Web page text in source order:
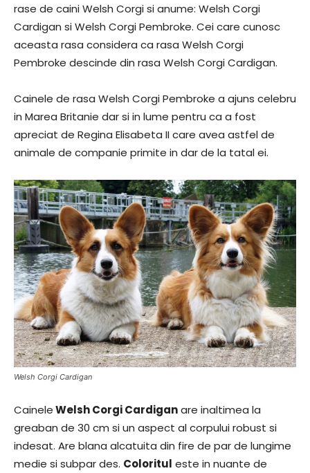
rase de caini Welsh Corgi si anume: Welsh Corgi
Cardigan si Welsh Corgi Pembroke. Cei care cunosc
aceasta rasa considera ca rasa Welsh Corgi
Pembroke descinde din rasa Welsh Corgi Cardigan.
Cainele de rasa Welsh Corgi Pembroke a ajuns celebru
in Marea Britanie dar si in lume pentru ca a fost
apreciat de Regina Elisabeta II care avea astfel de
animale de companie primite in dar de la tatal ei.
Welsh Corgi Cardigan
CaineleWelsh Corgi Cardiganare inaltimea la
greaban de 30 cm si un aspect al corpului robust si
indesat. Are blana alcatuita din fire de par de lungime
medie si subpar des. Coloritul este in nuante de